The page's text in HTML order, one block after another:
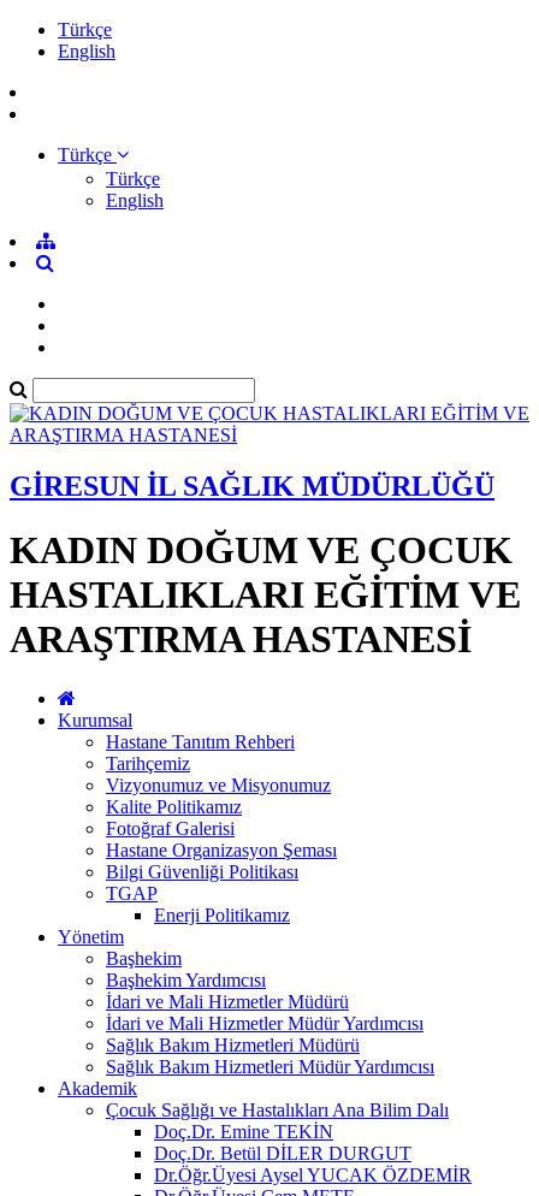
Türkçe
English
Türkçe
Türkçe
English
GİRESUN İL SAĞLIK MÜDÜRLÜĞÜ
KADIN DOĞUM VE ÇOCUK
HASTALIKLARI EĞİTİM VE
ARAŞTIRMA HASTANESİ
Kurumsal
Hastane Tanıtım Rehberi
Tarihçemiz
Vizyonumuz ve Misyonumuz
Kalite Politikamız
Fotoğraf Galerisi
Hastane Organizasyon Şeması
Bilgi Güvenliği Politikası
TGAP
Enerji Politikamız
Yönetim
Başhekim
Başhekim Yardımcısı
İdari ve Mali Hizmetler Müdürü
İdari ve Mali Hizmetler Müdür Yardımcısı
Sağlık Bakım Hizmetleri Müdürü
Sağlık Bakım Hizmetleri Müdür Yardımcısı
Akademik
Çocuk Sağlığı ve Hastalıkları Ana Bilim Dalı
Doç.Dr. Emine TEKİN
Doç.Dr. Betül DİLER DURGUT
Dr.Öğr.Üyesi Aysel YUCAK ÖZDEMİR